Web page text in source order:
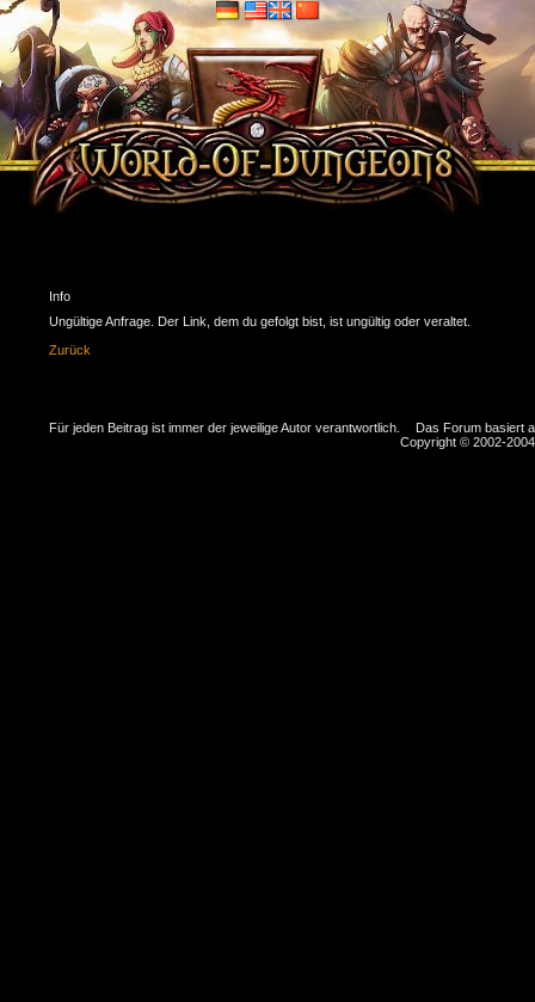
Info
Ungültige Anfrage. Der Link, dem du gefolgt bist, ist ungültig oder veraltet.
Zurück
Für jeden Beitrag ist immer der jeweilige Autor verantwortlich.
Das Forum basiert
Copyright © 2002-